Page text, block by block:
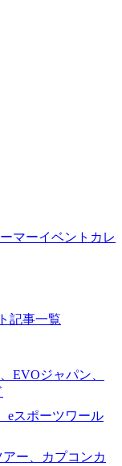
マーイベントカレ
記事一覧
EVOジャパン、
eスポーツワール
ー、カプコンカ